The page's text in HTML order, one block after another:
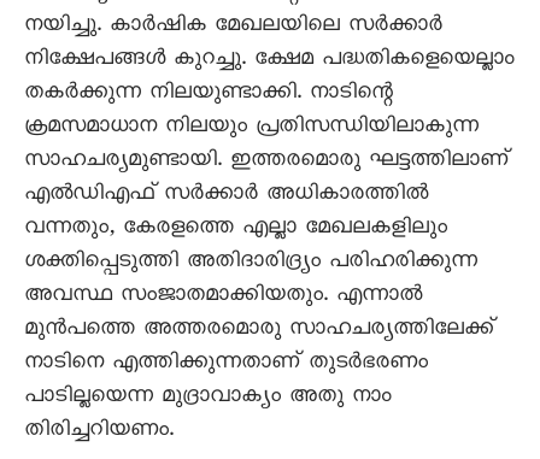
നയിച്ചു. കാര്‍ഷിക മേഖലയിലെ സര്‍ക്കാര്‍
നിക്ഷേപങ്ങള്‍ കുറച്ചു. ക്ഷേമ പദ്ധതികളെയെല്ലാം
തകര്‍ക്കുന്ന നിലയുണ്ടാക്കി. നാടിന്റെ
ക്രമസമാധാന നിലയും പ്രതിസന്ധിയിലാകുന്ന
സാഹചര്യമുണ്ടായി. ഇത്തരമൊരു ഘട്ടത്തിലാണ്
എല്‍ഡിഎഫ് സര്‍ക്കാര്‍ അധികാരത്തില്‍
വന്നതും, കേരളത്തെ എല്ലാ മേഖലകളിലും
ശക്തിപ്പെടുത്തി അതിദാരിദ്ര്യം പരിഹരിക്കുന്ന
അവസ്ഥ സംജാതമാക്കിയതും. എന്നാൽ
മുൻപത്തെ അത്തരമൊരു സാഹചര്യത്തിലേക്ക്
നാടിനെ എത്തിക്കുന്നതാണ് തുടര്‍ഭരണം
പാടില്ലയെന്ന മുദ്രാവാക്യം അതു നാം
തിരിച്ചറിയണം.